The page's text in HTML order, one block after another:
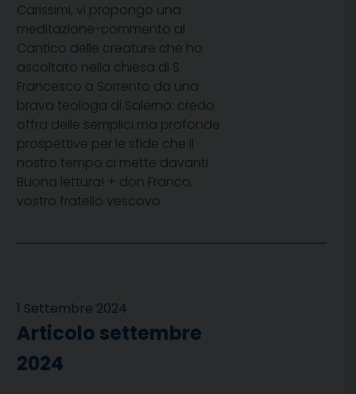
Carissimi, vi propongo una
meditazione-commento al
Cantico delle creature che ho
ascoltato nella chiesa di S.
Francesco a Sorrento da una
brava teologa di Salerno: credo
offra delle semplici ma profonde
prospettive per le sfide che il
nostro tempo ci mette davanti.
Buona lettura! + don Franco,
vostro fratello vescovo
1 Settembre 2024
Articolo settembre
2024